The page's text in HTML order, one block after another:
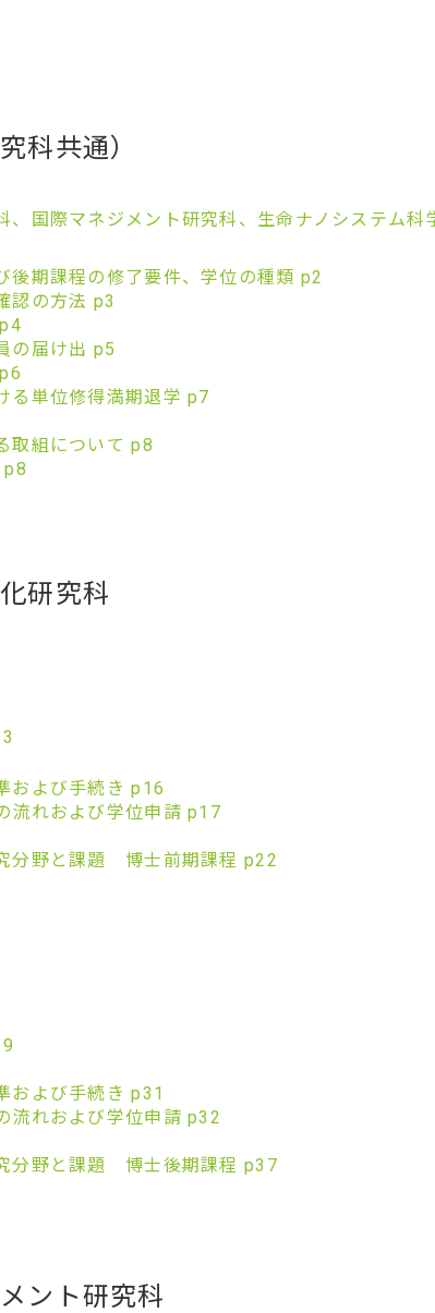
科共通）
、国際マネジメント研究科、生命ナノシステム
後期課程の修了要件、学位の種類 p2
認の方法 p3
の届け出 p5
る単位修得満期退学 p7
取組について p8
p8
研究科
および手続き p16
流れおよび学位申請 p17
分野と課題 博士前期課程 p22
および手続き p31
流れおよび学位申請 p32
分野と課題 博士後期課程 p37
ント研究科